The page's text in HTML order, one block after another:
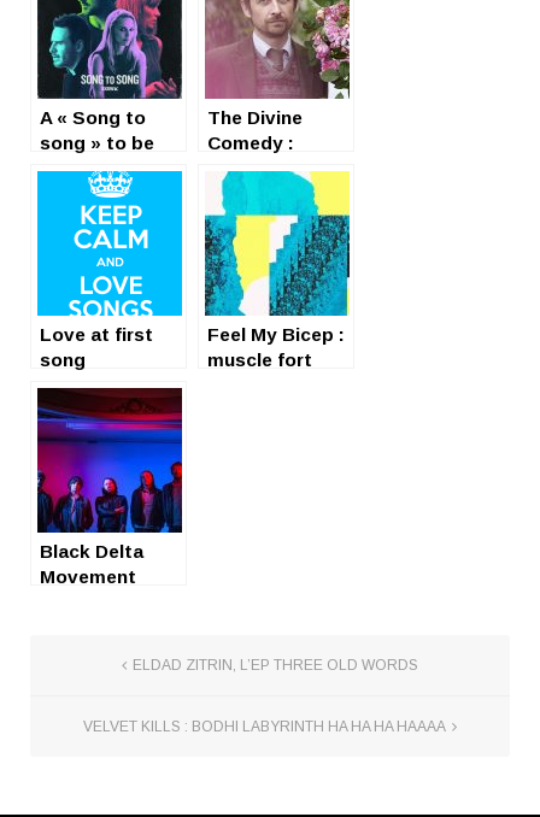
A « Song to
song » to be
kissed_
Terrence Malick
The Divine
Comedy :
majesty pop
song
Love at first
song
Feel My Bicep :
muscle fort
Black Delta
Movement
ELDAD ZITRIN, L’EP THREE OLD WORDS
VELVET KILLS : BODHI LABYRINTH HA HA HA HAAAA